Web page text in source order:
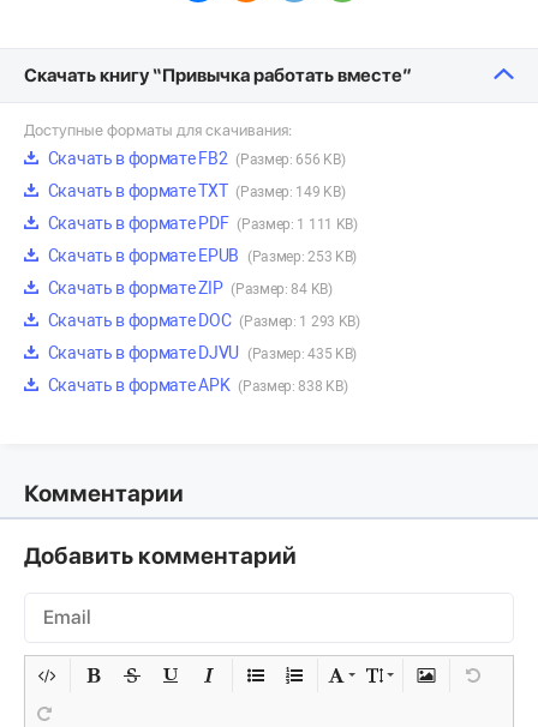
Скачать книгу “Привычка работать вместе”
Доступные форматы для скачивания:
Скачать в формате FB2 (Размер: 656 KB)
Скачать в формате TXT (Размер: 149 KB)
Скачать в формате PDF (Размер: 1 111 KB)
Скачать в формате EPUB (Размер: 253 KB)
Скачать в формате ZIP (Размер: 84 KB)
Скачать в формате DOC (Размер: 1 293 KB)
Скачать в формате DJVU (Размер: 435 KB)
Скачать в формате APK (Размер: 838 KB)
Комментарии
Добавить комментарий